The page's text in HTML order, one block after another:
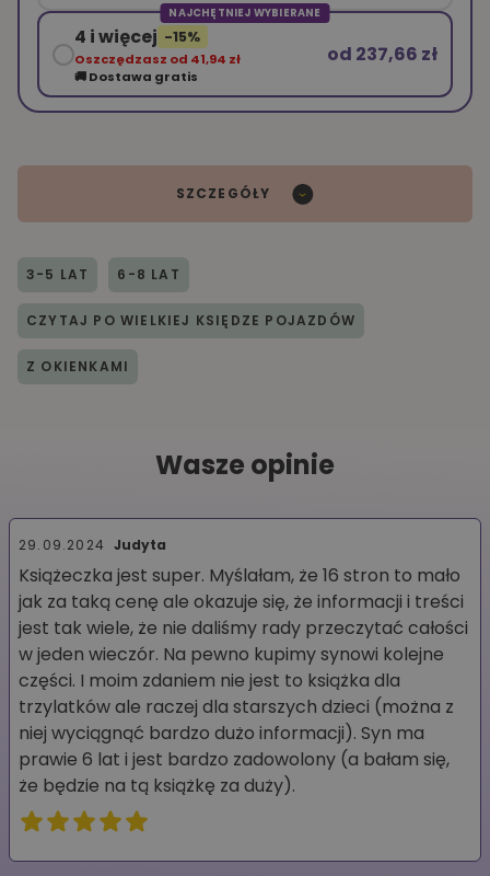
NAJCHĘTNIEJ WYBIERANE
4 i więcej -15%
Oszczędzasz od 41,94 zł
🚚 Dostawa gratis
od 237,66 zł
SZCZEGÓŁY
3-5 LAT 6-8 LAT
CZYTAJ PO WIELKIEJ KSIĘDZE POJAZDÓW
Z OKIENKAMI
Wasze opinie
29.09.2024 Judyta
Książeczka jest super. Myślałam, że 16 stron to mało
jak za taką cenę ale okazuje się, że informacji i treści
jest tak wiele, że nie daliśmy rady przeczytać całości
w jeden wieczór. Na pewno kupimy synowi kolejne
części. I moim zdaniem nie jest to książka dla
trzylatków ale raczej dla starszych dzieci (można z
niej wyciągnąć bardzo dużo informacji). Syn ma
prawie 6 lat i jest bardzo zadowolony (a bałam się,
że będzie na tą książkę za duży).